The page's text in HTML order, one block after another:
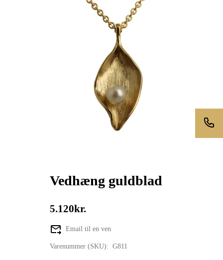
Vedhæng guldblad
5.120kr.
Email til en ven
Varenummer (SKU): G811